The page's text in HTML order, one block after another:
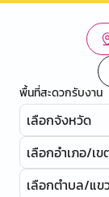
พื้นที่สะดวกรับงาน
เลือกจังหวัด
เลือกอำเภอ/เข
เลือกตำบล/แข